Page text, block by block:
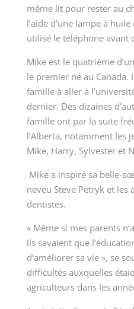
même lit pour rester au
l’aide d’une lampe à
utilisé le téléphone avant
Mike est le quatrième
le premier né au Canada.
famille à aller à
dernier. Des dizaines
famille ont par la suite
l’Alberta, notamment les
Mike, Harry, Sylvester et
Mike a inspiré sa belle-
neveu Steve Petryk et les
dentistes.
« Même si mes parents
ils savaient que
d’améliorer sa vie », se
difficultés auxquelles
agriculteurs dans les